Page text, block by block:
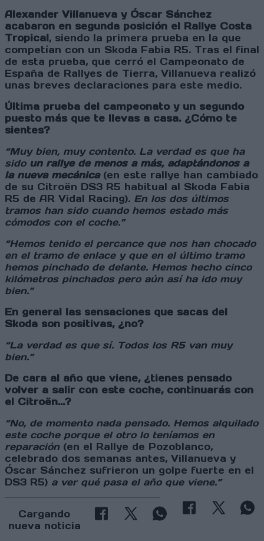
Alexander Villanueva y Óscar Sánchez
acabaron en segunda posición el Rallye Costa
Tropical, siendo la primera prueba en la que
competían con un Skoda Fabia R5. Tras el final
de esta prueba, que cerró el Campeonato de
España de Rallyes de Tierra, Villanueva realizó
unas breves declaraciones para este medio.
Última prueba del campeonato y un segundo
puesto más que te llevas a casa. ¿Cómo te
sientes?
“Muy bien, muy contento. La verdad es que ha
sido un rallye de menos a más, adaptándonos a
la nueva mecánica (en este rallye han cambiado
de su Citroën DS3 R5 habitual al Skoda Fabia
R5 de AR Vidal Racing). En los dos últimos
tramos han sido cuando hemos estado más
cómodos con el coche.”
“Hemos tenido el percance que nos han chocado
en el tramo de enlace y que en el último tramo
hemos pinchado de delante. Hemos hecho cinco
kilómetros pinchados pero aún así ha ido muy
bien.”
En general las sensaciones que sacas del
Skoda son positivas, ¿no?
“La verdad es que sí. Todos los R5 van muy
bien.”
De cara al año que viene, ¿tienes pensado
volver a salir con este coche, continuarás con
el Citroën…?
“No, de momento nada pensado. Hemos alquilado
este coche porque el otro lo teníamos en
reparación (en el Rallye de Pozoblanco,
celebrado dos semanas antes, Villanueva y
Óscar Sánchez sufrieron un golpe fuerte en el
DS3 R5) a ver qué pasa el año que viene.”
Cargando
nueva noticia